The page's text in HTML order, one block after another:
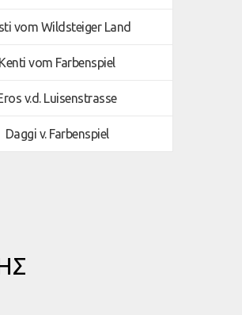
vom Wildsteiger Land
Kenti vom Farbenspiel
v.d. Luisenstrasse
Daggi v. Farbenspiel